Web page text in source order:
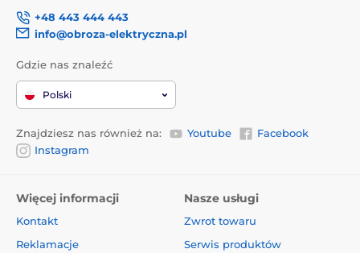
+48 443 444 443
info@obroza-elektryczna.pl
Gdzie nas znaleźć
Polski
Znajdziesz nas również na: Youtube
Facebook
Instagram
Więcej informacji
Kontakt
Reklamacje
Nasze usługi
Zwrot towaru
Serwis produktów